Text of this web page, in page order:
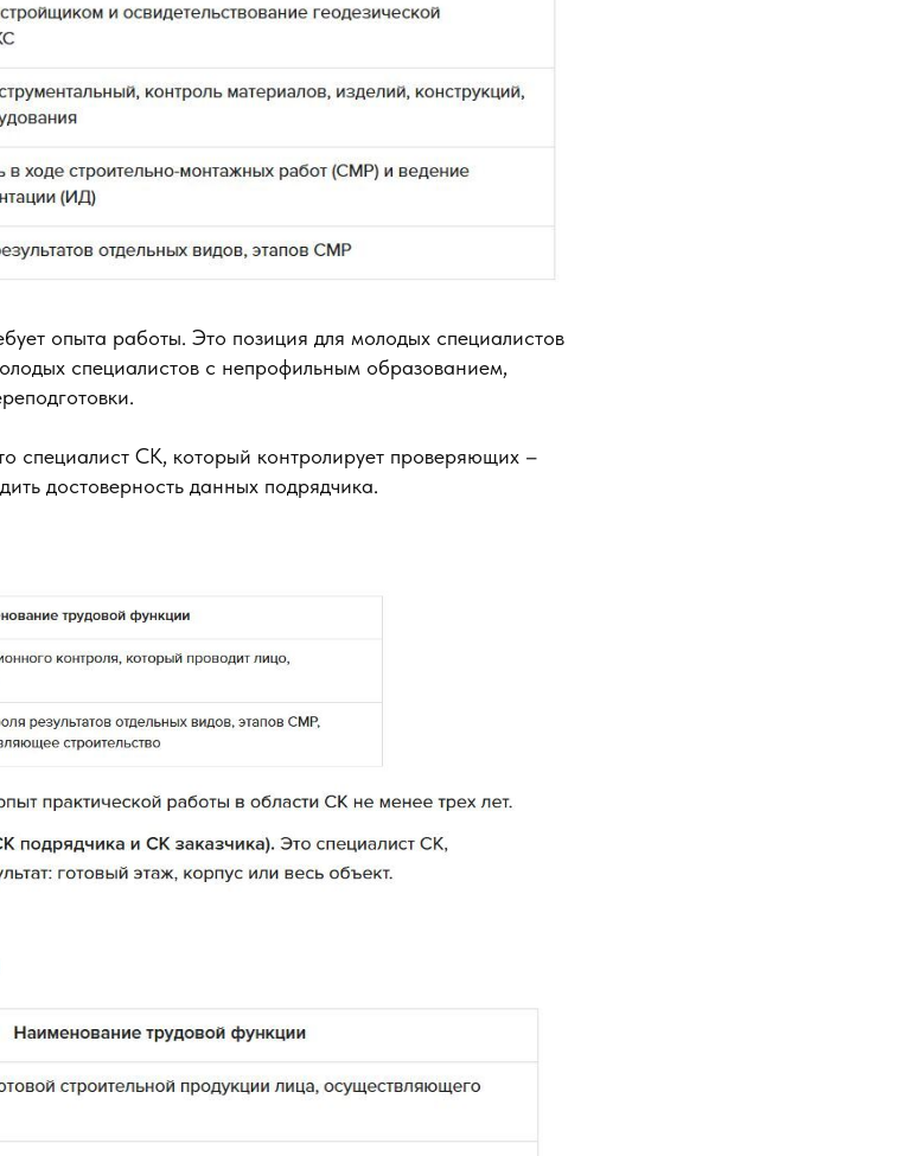
опыта работы. Это позиция для молодых специалистов
специалистов с непрофильным образованием,
специалист СК, который контролирует проверяющих –
достоверность данных подрядчика.